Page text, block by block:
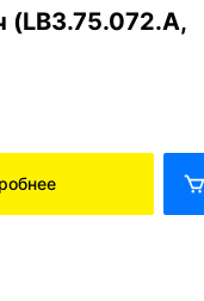
(LB3.75.072.A,